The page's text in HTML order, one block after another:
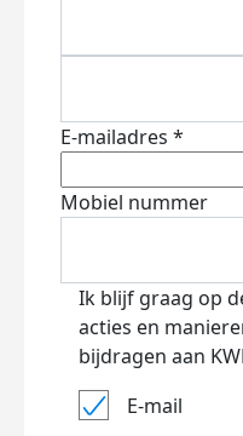
E-mailadres *
Mobiel nummer
Ik blijf graag op
acties en
bijdragen aan
E-mail